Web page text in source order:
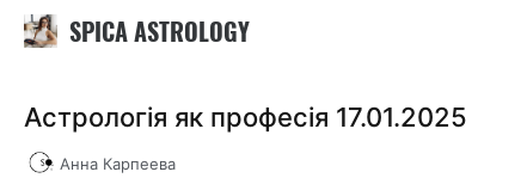
SPICA ASTROLOGY
Астрологія як професія 17.01.2025
Анна Карпеева